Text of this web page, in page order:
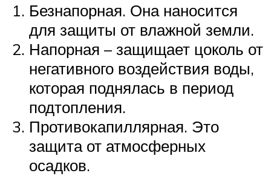
Безнапорная. Она наносится
для защиты от влажной земли.
Напорная – защищает цоколь от
негативного воздействия воды,
которая поднялась в период
подтопления.
Противокапиллярная. Это
защита от атмосферных
осадков.